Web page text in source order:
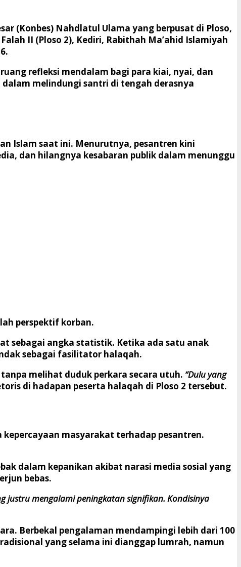
(Konbes) Nahdlatul Ulama yang berpusat di Ploso,
II (Ploso 2), Kediri, Rabithah Ma’ahid Islamiyah
refleksi mendalam bagi para kiai, nyai, dan
melindungi santri di tengah derasnya
Islam saat ini. Menurutnya, pesantren kini
dan hilangnya kesabaran publik dalam menunggu
perspektif korban.
sebagai angka statistik. Ketika ada satu anak
sebagai fasilitator halaqah.
melihat duduk perkara secara utuh. “Dulu yang
di hadapan peserta halaqah di Ploso 2 tersebut.
masyarakat terhadap pesantren.
dalam kepanikan akibat narasi media sosial yang
bebas.
justru mengalami peningkatan signifikan. Kondisinya
Berbekal pengalaman mendampingi lebih dari 100
yang selama ini dianggap lumrah, namun